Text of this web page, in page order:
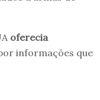
oferecia
informações que